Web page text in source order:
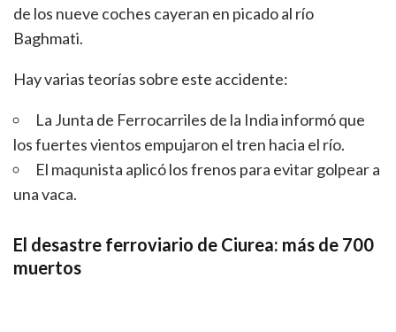
de los nueve coches cayeran en picado al río
Baghmati.
Hay varias teorías sobre este accidente:
La Junta de Ferrocarriles de la India informó que
los fuertes vientos empujaron el tren hacia el río.
El maqunista aplicó los frenos para evitar golpear a
una vaca.
El desastre ferroviario de Ciurea: más de 700
muertos